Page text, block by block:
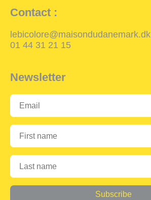
Contact :
lebicolore@maisondudanemark.dk
01 44 31 21 15
Newsletter